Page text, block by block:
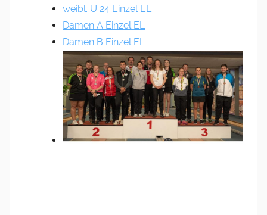
weibl. U 24 Einzel EL
Damen A Einzel EL
Damen B Einzel EL